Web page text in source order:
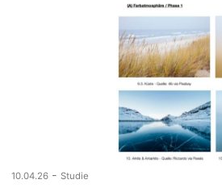
10.04.26 - Studie